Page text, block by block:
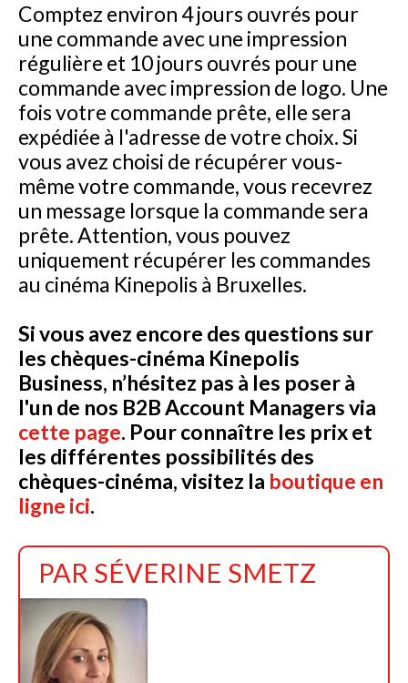
Comptez environ 4 jours ouvrés pour
une commande avec une impression
régulière et 10 jours ouvrés pour une
commande avec impression de logo. Une
fois votre commande prête, elle sera
expédiée à l'adresse de votre choix. Si
vous avez choisi de récupérer vous-
même votre commande, vous recevrez
un message lorsque la commande sera
prête. Attention, vous pouvez
uniquement récupérer les commandes
au cinéma Kinepolis à Bruxelles.
Si vous avez encore des questions sur
les chèques-cinéma Kinepolis
Business, n’hésitez pas à les poser à
l'un de nos B2B Account Managers via
cette page. Pour connaître les prix et
les différentes possibilités des
chèques-cinéma, visitez la boutique en
ligne ici.
PAR SÉVERINE SMETZ